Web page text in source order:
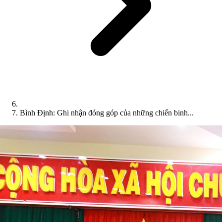
Bình Định: Ghi nhận đóng góp của những chiến binh...